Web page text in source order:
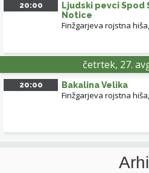
20:00
Ljudski pevci Spod
Notice
Finžgarjeva rojstna
četrtek, 27.
20:00 Bakalina Velika
Finžgarjeva rojstna